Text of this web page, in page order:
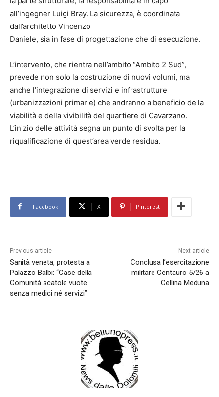
all’ingegner Luigi Bray. La sicurezza, è coordinata
dall’architetto Vincenzo
Daniele, sia in fase di progettazione che di esecuzione.
L’intervento, che rientra nell’ambito “Ambito 2 Sud”,
prevede non solo la costruzione di nuovi volumi, ma
anche l’integrazione di servizi e infrastrutture
(urbanizzazioni primarie) che andranno a beneficio della
viabilità e della vivibilità del quartiere di Cavarzano.
L’inizio delle attività segna un punto di svolta per la
riqualificazione di quest’area verde residua.
Facebook X Pinterest
Previous article
Sanità veneta, protesta a
Palazzo Balbi: “Case della
Comunità scatole vuote
senza medici né servizi”
Next article
Conclusa l’esercitazione
militare Centauro 5/26 a
Cellina Meduna